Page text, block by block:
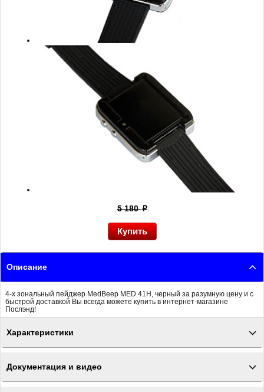
5 180p
Описание
4-х зональный пейджер MedBeep MED 41H, черный за разумную цену и с
быстрой доставкой Вы всегда можете купить в интернет-магазине
Послэнд!
Характеристики
Документация и видео